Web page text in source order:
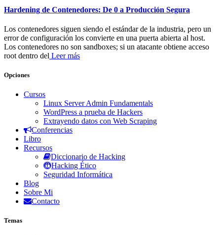
Hardening de Contenedores: De 0 a Producción Segura
Los contenedores siguen siendo el estándar de la industria, pero un
error de configuración los convierte en una puerta abierta al host.
Los contenedores no son sandboxes; si un atacante obtiene acceso
root dentro del Leer más
Opciones
Cursos
Linux Server Admin Fundamentals
WordPress a prueba de Hackers
Extrayendo datos con Web Scraping
Conferencias
Libro
Recursos
Diccionario de Hacking
Hacking Ético
Seguridad Informática
Blog
Sobre Mi
Contacto
Temas